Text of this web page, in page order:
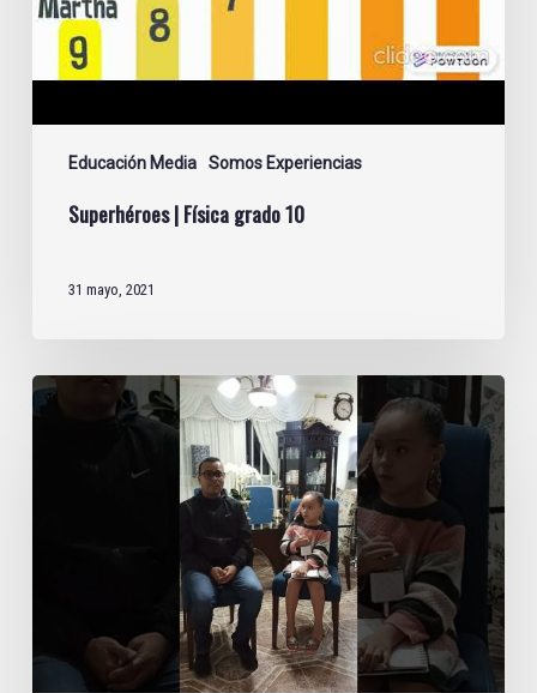
Educación Media Somos Experiencias
Superhéroes | Física grado 10
31 mayo, 2021
Planet
Kids